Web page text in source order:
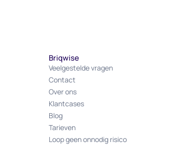
Briqwise
Veelgestelde vragen
Contact
Over ons
Klantcases
Blog
Tarieven
Loop geen onnodig risico